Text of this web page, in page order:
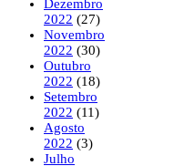
Dezembro
2022 (27)
Novembro
2022 (30)
Outubro
2022 (18)
Setembro
2022 (11)
Agosto
2022 (3)
Julho